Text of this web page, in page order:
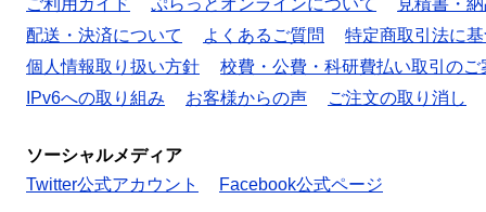
配送・決済について
よくあるご質問
特定商取引法に
個人情報取り扱い方針
校費・公費・科研費払い取引のご
IPv6への取り組み
お客様からの声 ご注文の取り消し
ソーシャルメディア
Twitter公式アカウント
Facebook公式ページ